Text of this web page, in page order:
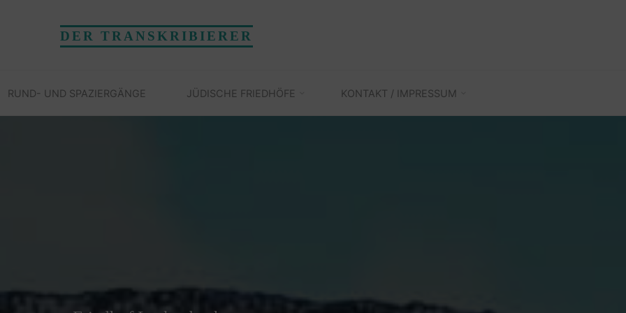
DER TRANSKRIBIERER
RUND- UND SPAZIERGÄNGE JÜDISCHE FRIEDHÖFE KONTAKT / IMPRESSUM